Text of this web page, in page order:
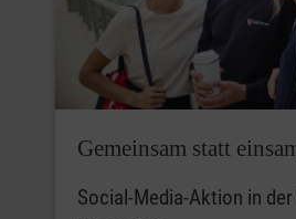
Gemeinsam statt
Social-Media-Aktion in